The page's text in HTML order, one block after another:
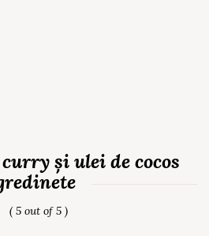
și ulei de cocos
( 5 out of 5 )